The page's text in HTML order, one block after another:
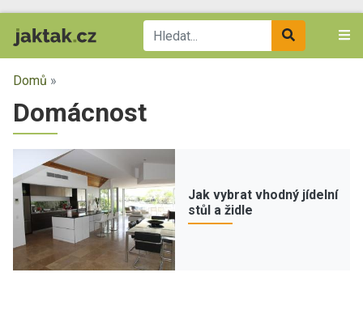
Domů »
Domácnost
Jak vybrat vhodný jídelní
stůl a židle